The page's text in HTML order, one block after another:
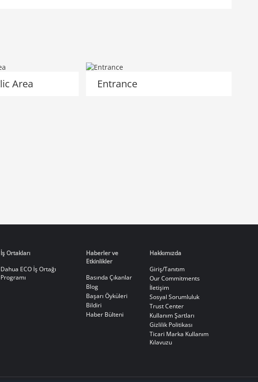
Area Entrance
İş Ortakları
Dahua ECO İş Ortağı
Programı
Haberler ve
Etkinlikler
Basında Çıkanlar
Blog
Başarı Öyküleri
Bildiri
Haber Bülteni
Hakkımızda
Giriş/Tanıtım
Our Commitments
İletişim
Sosyal Sorumluluk
Trust Center
Kullanım Şartları
Gizlilik Politikası
Ticari Marka Kullanım
Kılavuzu